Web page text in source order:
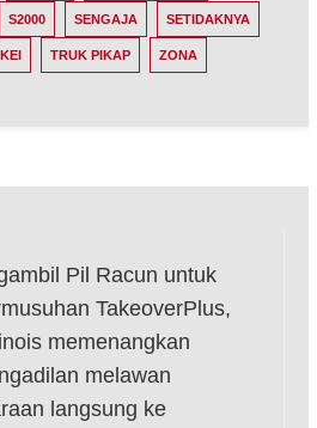
S2000 SENGAJA SETIDAKNYA
TRUK PIKAP ZONA
Pil Racun untuk
TakeoverPlus,
memenangkan
melawan
langsung ke